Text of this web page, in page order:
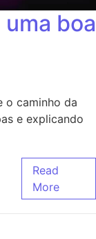
boa
o caminho da
e explicando
Read
More